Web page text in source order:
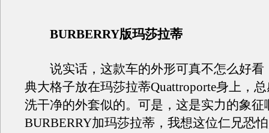
BURBERRY版玛莎拉蒂
说实话，这款车的外形可真不怎么好看
典大格子放在玛莎拉蒂Quattroporte身上，
洗干净的外套似的。可是，这是实力的象征
BURBERRY加玛莎拉蒂，我想这位仁兄恐